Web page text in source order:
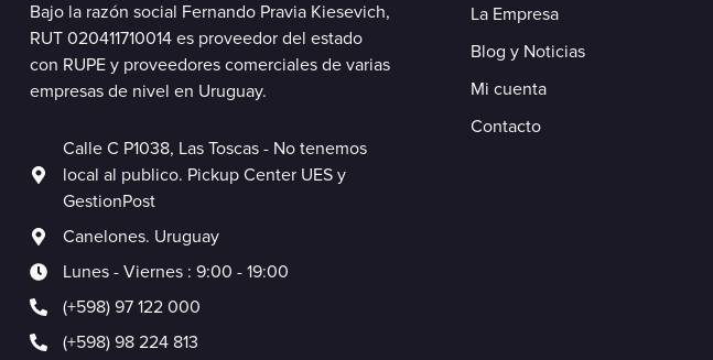
Bajo la razón social Fernando Pravia Kiesevich,
RUT 020411710014 es proveedor del estado
con RUPE y proveedores comerciales de varias
empresas de nivel en Uruguay.
Calle C P1038, Las Toscas - No tenemos
local al publico. Pickup Center UES y
GestionPost
Canelones. Uruguay
Lunes - Viernes : 9:00 - 19:00
(+598) 97 122 000
(+598) 98 224 813
La Empresa
Blog y Noticias
Mi cuenta
Contacto